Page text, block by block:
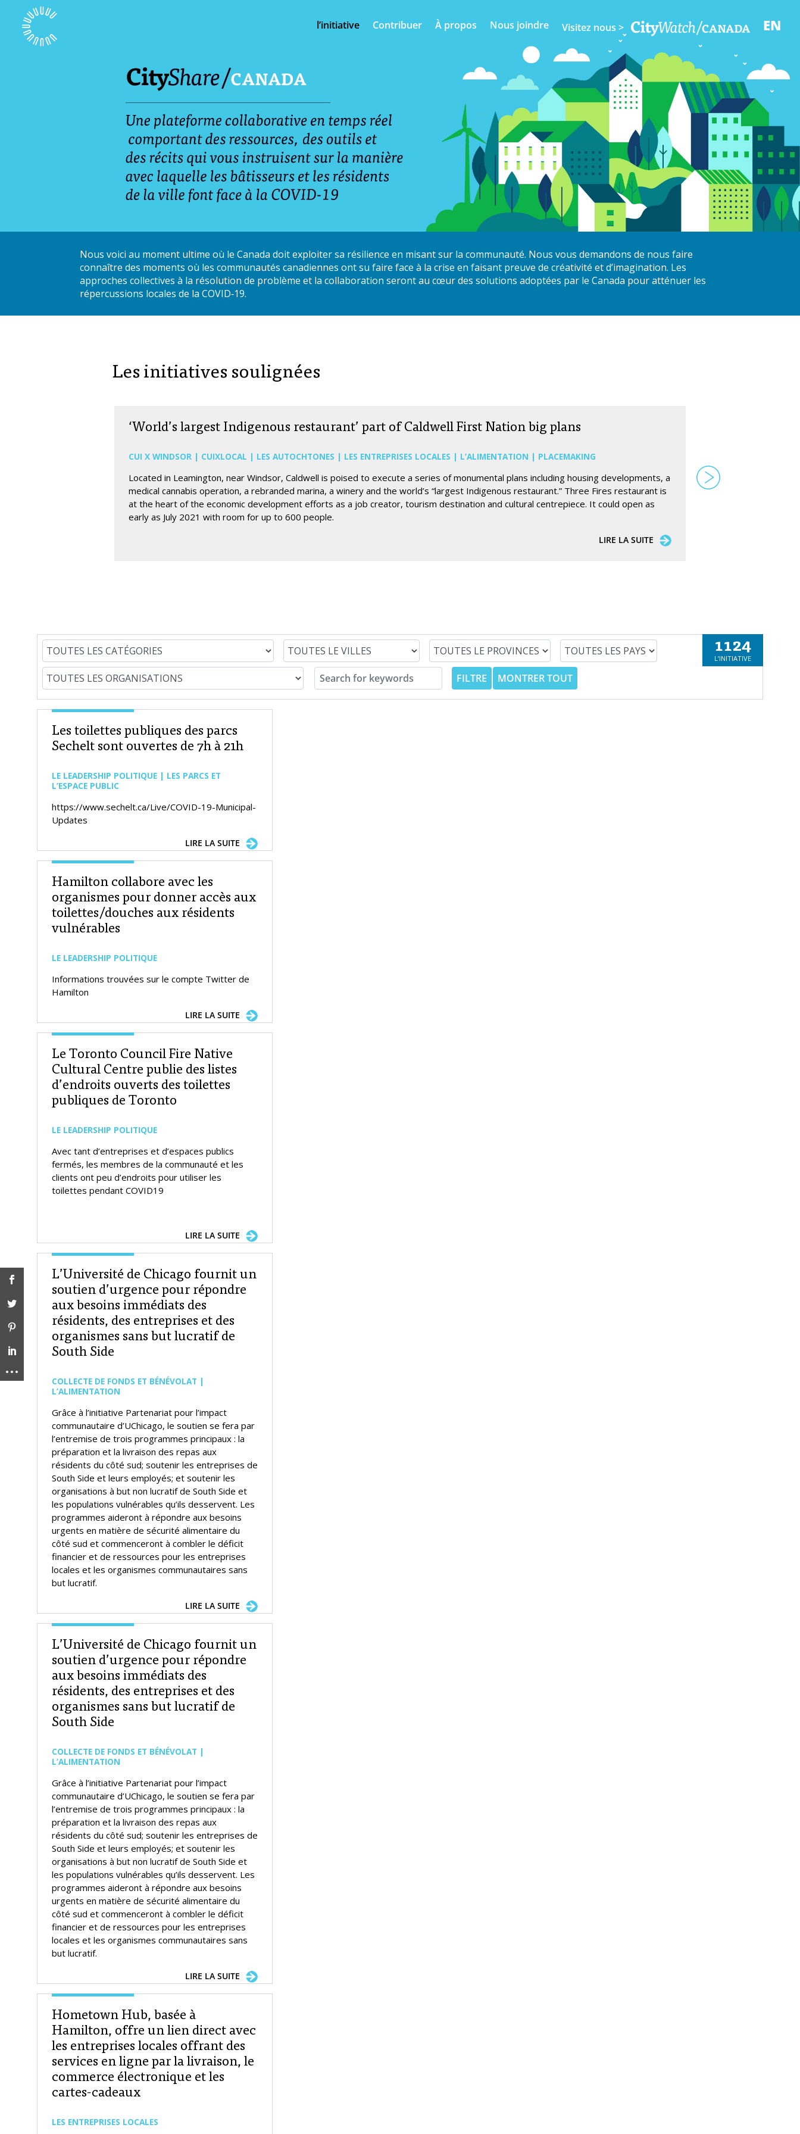
l’initiative Contribuer À propos Nous joindre Visitez nous > EN
Nous voici au moment ultime où le Canada doit exploiter sa résilience en misant sur la communauté. Nous vous demandons de nous faire
connaître des moments où les communautés canadiennes ont su faire face à la crise en faisant preuve de créativité et d’imagination. Les
approches collectives à la résolution de problème et la collaboration seront au cœur des solutions adoptées par le Canada pour atténuer les
répercussions locales de la COVID‑19.
Les initiatives soulignées
‘World’s largest Indigenous restaurant’ part of Caldwell First Nation big plans
CUI X WINDSOR | CUIXLOCAL | LES AUTOCHTONES | LES ENTREPRISES LOCALES | L’ALIMENTATION | PLACEMAKING
Located in Leamington, near Windsor, Caldwell is poised to execute a series of monumental plans including housing developments, a
medical cannabis operation, a rebranded marina, a winery and the world’s “largest Indigenous restaurant.” Three Fires restaurant is
at the heart of the economic development efforts as a job creator, tourism destination and cultural centrepiece. It could open as
early as July 2021 with room for up to 600 people.
LIRE LA SUITE
1124
L’INITIATIVE
Les toilettes publiques des parcs
Sechelt sont ouvertes de 7h à 21h
LE LEADERSHIP POLITIQUE | LES PARCS ET
L’ESPACE PUBLIC
https://www.sechelt.ca/Live/COVID-19-Municipal-
Updates
LIRE LA SUITE
Hamilton collabore avec les
organismes pour donner accès aux
toilettes/douches aux résidents
vulnérables
LE LEADERSHIP POLITIQUE
Informations trouvées sur le compte Twitter de
Hamilton
LIRE LA SUITE
Le Toronto Council Fire Native
Cultural Centre publie des listes
d’endroits ouverts des toilettes
publiques de Toronto
LE LEADERSHIP POLITIQUE
Avec tant d’entreprises et d’espaces publics
fermés, les membres de la communauté et les
clients ont peu d’endroits pour utiliser les
toilettes pendant COVID19
LIRE LA SUITE
L’Université de Chicago fournit un
soutien d’urgence pour répondre
aux besoins immédiats des
résidents, des entreprises et des
organismes sans but lucratif de
South Side
COLLECTE DE FONDS ET BÉNÉVOLAT |
L’ALIMENTATION
Grâce à l’initiative Partenariat pour l’impact
communautaire d’UChicago, le soutien se fera par
l’entremise de trois programmes principaux : la
préparation et la livraison des repas aux
résidents du côté sud; soutenir les entreprises de
South Side et leurs employés; et soutenir les
organisations à but non lucratif de South Side et
les populations vulnérables qu’ils desservent. Les
programmes aideront à répondre aux besoins
urgents en matière de sécurité alimentaire du
côté sud et commenceront à combler le déficit
financier et de ressources pour les entreprises
locales et les organismes communautaires sans
but lucratif.
LIRE LA SUITE
L’Université de Chicago fournit un
soutien d’urgence pour répondre
aux besoins immédiats des
résidents, des entreprises et des
organismes sans but lucratif de
South Side
COLLECTE DE FONDS ET BÉNÉVOLAT |
L’ALIMENTATION
Grâce à l’initiative Partenariat pour l’impact
communautaire d’UChicago, le soutien se fera par
l’entremise de trois programmes principaux : la
préparation et la livraison des repas aux
résidents du côté sud; soutenir les entreprises de
South Side et leurs employés; et soutenir les
organisations à but non lucratif de South Side et
les populations vulnérables qu’ils desservent. Les
programmes aideront à répondre aux besoins
urgents en matière de sécurité alimentaire du
côté sud et commenceront à combler le déficit
financier et de ressources pour les entreprises
locales et les organismes communautaires sans
but lucratif.
LIRE LA SUITE
Hometown Hub, basée à
Hamilton, offre un lien direct avec
les entreprises locales offrant des
services en ligne par la livraison, le
commerce électronique et les
cartes-cadeaux
LES ENTREPRISES LOCALES